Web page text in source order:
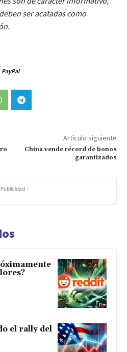
ser acatadas como
PayPal
Artículo siguiente
China vende récord de bonos
garantizados
-
el rally del